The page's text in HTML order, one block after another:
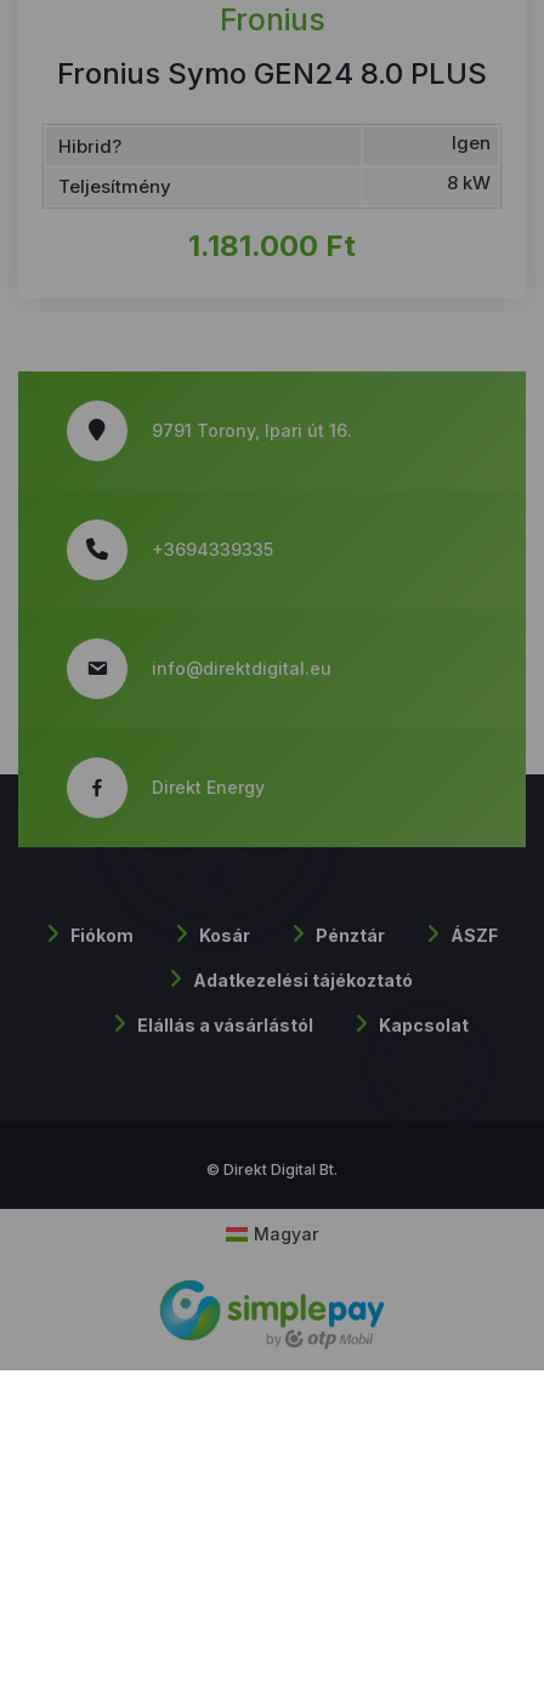
Fronius
Fronius Symo GEN24 8.0 PLUS
Hibrid?
Igen
Teljesítmény
8 kW
1.181.000 Ft
9791 Torony, Ipari út 16.
+3694339335
info@direktdigital.eu
Direkt Energy
Fiókom Kosár Pénztár ÁSZF
Adatkezelési tájékoztató
Elállás a vásárlástól Kapcsolat
© Direkt Digital Bt.
Magyar